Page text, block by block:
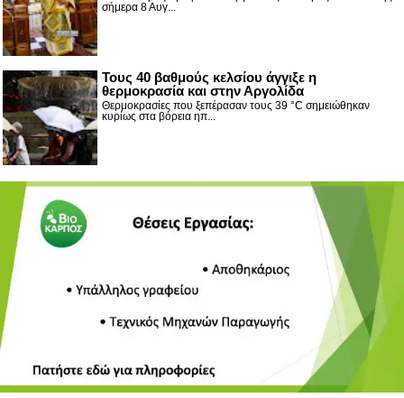
σήμερα 8 Αυγ...
Τους 40 βαθμούς κελσίου άγγιξε η
θερμοκρασία και στην Αργολίδα
Θερμοκρασίες που ξεπέρασαν τους 39 °C σημειώθηκαν
κυρίως στα βόρεια ηπ...